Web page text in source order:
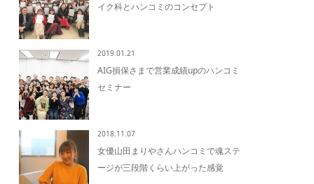
イク科とハンコミのコンセプト
2019.01.21
AIG損保さまで営業成績upのハンコミ
セミナー
2018.11.07
女優山田まりやさんハンコミで魂ステ
ージが三段階くらい上がった感覚